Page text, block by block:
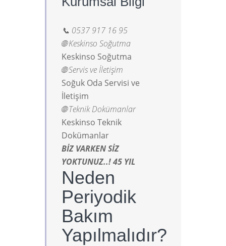
📞 0537 917 16 95
🌐 Keskinso Soğutma
Keskinso Soğutma
🌐 Servis ve İletişim
Soğuk Oda Servisi ve
İletişim
🌐 Teknik Dokümanlar
Keskinso Teknik
Dokümanlar
BİZ VARKEN SİZ
YOKTUNUZ..! 45 YIL
Neden
Periyodik
Bakım
Yapılmalıdır?